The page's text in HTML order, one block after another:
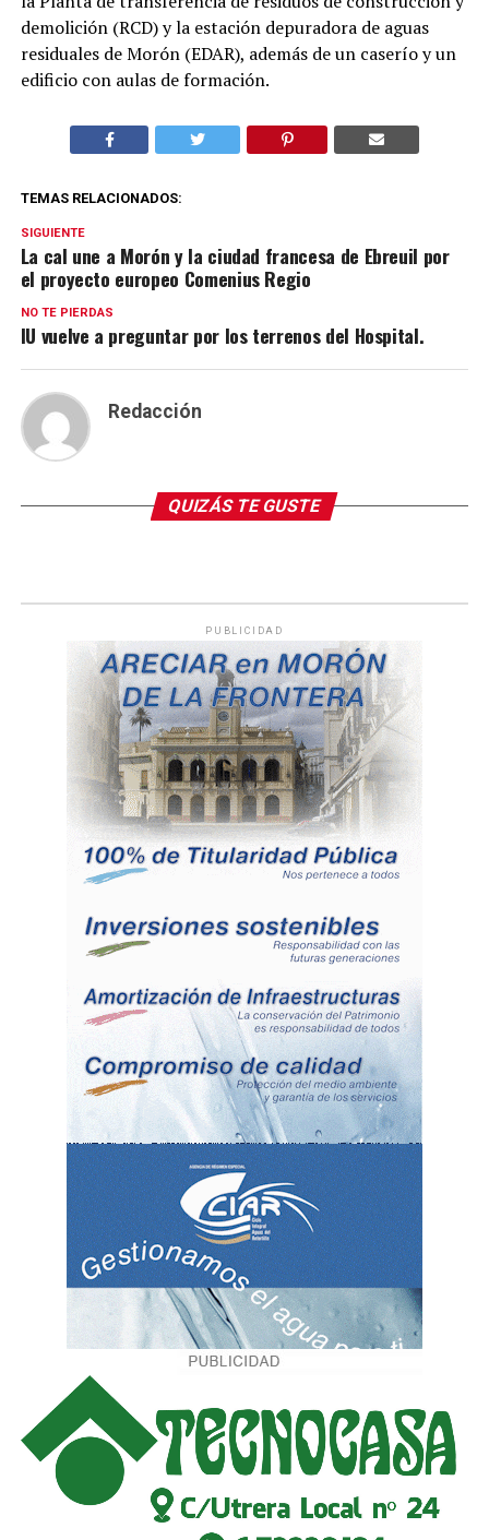
demolición (RCD) y la estación depuradora de aguas
residuales de Morón (EDAR), además de un caserío y un
edificio con aulas de formación.
TEMAS RELACIONADOS:
SIGUIENTE
La cal une a Morón y la ciudad francesa de Ebreuil por
el proyecto europeo Comenius Regio
NO TE PIERDAS
IU vuelve a preguntar por los terrenos del Hospital.
Redacción
QUIZÁS TE GUSTE
PUBLICIDAD